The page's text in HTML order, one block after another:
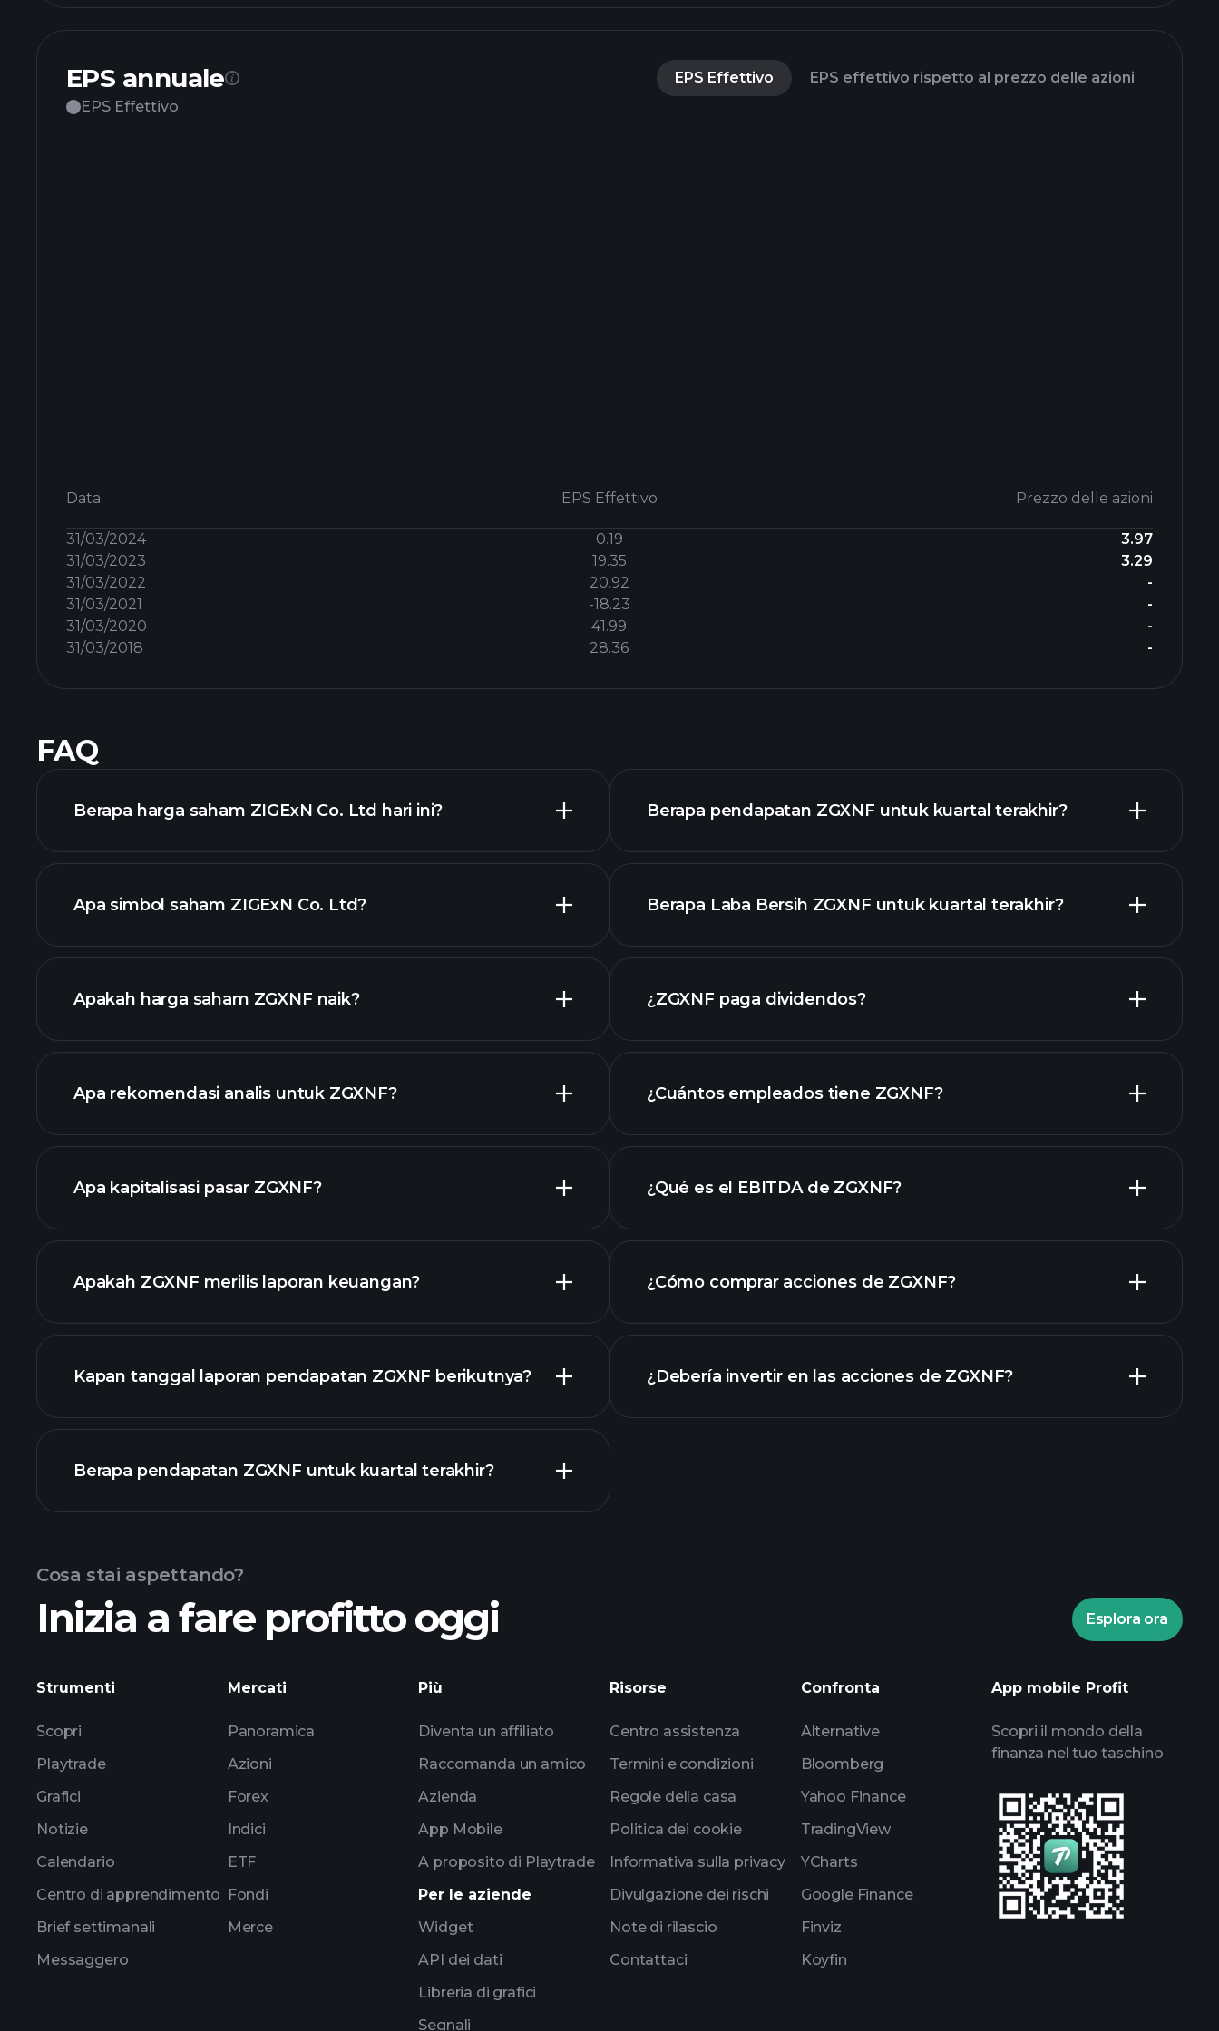
EPS annuale EPS Effettivo
EPS effettivo rispetto al prezzo delle azioni
EPS Effettivo
Data EPS Effettivo Prezzo delle azioni
31/03/2024 0.19
3.97
31/03/2023
19.35
3.29
31/03/2022
20.92
-
31/03/2021
-18.23
-
31/03/2020
41.99
-
31/03/2018
28.36 -
FAQ
Berapa harga saham ZIGExN Co. Ltd hari ini?
grafik lanjutan
Apa simbol saham ZIGExN Co. Ltd?
Apakah harga saham ZGXNF naik?
grafik
Apa rekomendasi analis untuk ZGXNF?
Apa kapitalisasi pasar ZGXNF?
daftar saham kami
Apakah ZGXNF merilis laporan keuangan?
keuangan ZGXNF
Kapan tanggal laporan pendapatan ZGXNF berikutnya?
Kalender
Berapa pendapatan ZGXNF untuk kuartal terakhir?
pendapatan ZGXNF
Berapa pendapatan ZGXNF untuk kuartal terakhir?
laporan keuangan ZGXNF
Berapa Laba Bersih ZGXNF untuk kuartal terakhir?
laporan keuangan
¿ZGXNF paga dividendos?
¿Cuántos empleados tiene ZGXNF?
¿Qué es el EBITDA de ZGXNF?
rapporti finanziari
¿Cómo comprar acciones de ZGXNF?
¿Debería invertir en las acciones de ZGXNF?
torneos
impulsados por IA
listas de seguimiento
portafolios de
Cosa stai aspettando?
Inizia a fare profitto oggi Esplora ora
Strumenti
Scopri
Playtrade
Grafici
Notizie
Calendario
Centro di apprendimento
Brief settimanali
Messaggero
Mercati
Panoramica
Azioni
Forex
Indici
ETF
Fondi
Merce
Più
Diventa un affiliato
Raccomanda un amico
Azienda
App Mobile
A proposito di Playtrade
Per le aziende
Widget
API dei dati
Libreria di grafici
Segnali
Risorse
Centro assistenza
Termini e condizioni
Regole della casa
Politica dei cookie
Informativa sulla privacy
Divulgazione dei rischi
Note di rilascio
Contattaci
Confronta
Alternative
Bloomberg
Yahoo Finance
TradingView
YCharts
Google Finance
Finviz
Koyfin
App mobile Profit
Scopri il mondo della
finanza nel tuo taschino